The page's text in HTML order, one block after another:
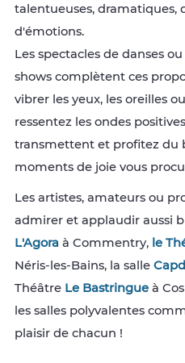
talentueuses, dramatiques,
d'émotions.
Les spectacles de danses
shows complètent ces
vibrer les yeux, les oreilles
ressentez les ondes
transmettent et profitez du
moments de joie vous
Les artistes, amateurs ou
admirer et applaudir aussi
L'Agoraà Commentry, le
Néris-les-Bains, la salle
Théâtre Le Bastringueà
les salles polyvalentes
plaisir de chacun !